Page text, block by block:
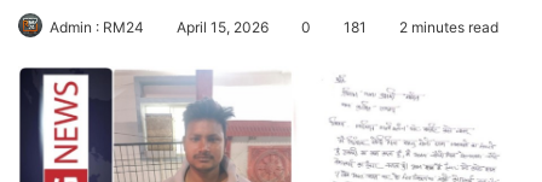
Admin : RM24 April 15, 2026 0 181 2 minutes read